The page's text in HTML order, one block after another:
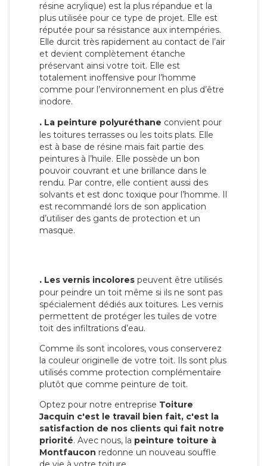
résine acrylique) est la plus répandue et la
plus utilisée pour ce type de projet. Elle est
réputée pour sa résistance aux intempéries.
Elle durcit très rapidement au contact de l’air
et devient complètement étanche
préservant ainsi votre toit. Elle est
totalement inoffensive pour l’homme
comme pour l’environnement en plus d’être
inodore.
. La peinture polyuréthane convient pour
les toitures terrasses ou les toits plats. Elle
est à base de résine mais fait partie des
peintures à l’huile. Elle possède un bon
pouvoir couvrant et une brillance dans le
rendu. Par contre, elle contient aussi des
solvants et est donc toxique pour l’homme. Il
est recommandé lors de son application
d’utiliser des gants de protection et un
masque.
. Les vernis incolores peuvent être utilisés
pour peindre un toit même si ils ne sont pas
spécialement dédiés aux toitures. Les vernis
permettent de protéger les tuiles de votre
toit des infiltrations d’eau.
Comme ils sont incolores, vous conserverez
la couleur originelle de votre toit. Ils sont plus
utilisés comme protection complémentaire
plutôt que comme peinture de toit.
Optez pour notre entreprise Toiture
Jacquin c'est le travail bien fait, c'est la
satisfaction de nos clients qui fait notre
priorité. Avec nous, la peinture toiture à
Montfaucon redonne un nouveau souffle